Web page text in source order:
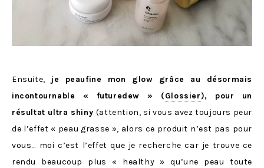
Ensuite,
je peaufine mon glow grâce au désormais
incontournable « futuredew » (Glossier), pour un
résultat ultra shiny (attention, si vous avez toujours peur
de l’effet « peau grasse », alors ce produit n’est pas pour
vous… moi c’est l’effet que je recherche car je trouve ce
rendu beaucoup plus « healthy » qu’une peau toute